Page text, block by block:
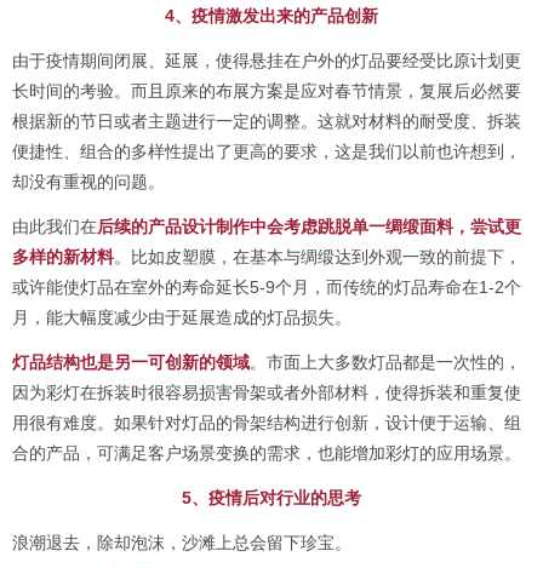
4、疫情激发出来的产品创新
由于疫情期间闭展、延展，使得悬挂在户外的灯品要经受比原计划更
长时间的考验。而且原来的布展方案是应对春节情景，复展后必然要
根据新的节日或者主题进行一定的调整。这就对材料的耐受度、拆装
便捷性、组合的多样性提出了更高的要求，这是我们以前也许想到，
却没有重视的问题。
由此我们在后续的产品设计制作中会考虑跳脱单一绸缎面料，尝试更
多样的新材料。比如皮塑膜，在基本与绸缎达到外观一致的前提下，
或许能使灯品在室外的寿命延长5-9个月，而传统的灯品寿命在1-2个
月，能大幅度减少由于延展造成的灯品损失。
灯品结构也是另一可创新的领域。市面上大多数灯品都是一次性的，
因为彩灯在拆装时很容易损害骨架或者外部材料，使得拆装和重复使
用很有难度。如果针对灯品的骨架结构进行创新，设计便于运输、组
合的产品，可满足客户场景变换的需求，也能增加彩灯的应用场景。
5、疫情后对行业的思考
浪潮退去，除却泡沫，沙滩上总会留下珍宝。